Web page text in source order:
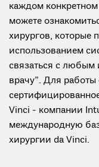
каждом
можете
хирургов, которые
использованием
связаться с любым
врачу”. Для
Vinci - компании
международную
хирургии da Vinci.